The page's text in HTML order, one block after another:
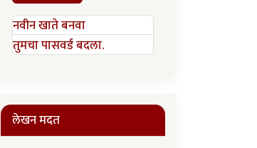
नवीन खाते बनवा
तुमचा पासवर्ड बदला.
लेखन मदत